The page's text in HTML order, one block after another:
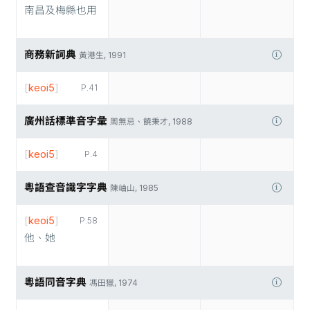
南昌及梅縣也用
商務新詞典 黃港生, 1991
P.41
[keoi5]
廣州話標準音字彙 周無忌、饒秉才, 1988
P.4
[keoi5]
粵語查音識字字典 陳岫山, 1985
P.58
[keoi5]
他、她
粵語同音字典 馮田獵, 1974